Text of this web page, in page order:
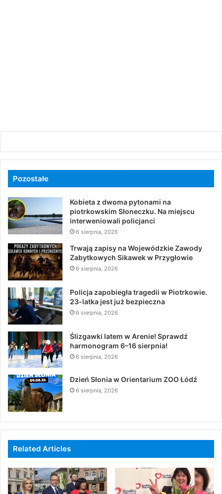
Pozostałe
Kobieta z dwoma pytonami na
piotrkowskim Słoneczku. Na miejscu
interweniowali policjanci
6 sierpnia, 2026
Trwają zapisy na Wojewódzkie Zawody
Zabytkowych Sikawek w Przygłowie
6 sierpnia, 2026
Policja zapobiegła tragedii w Piotrkowie.
23-latka jest już bezpieczna
6 sierpnia, 2026
Ślizgawki latem w Arenie! Sprawdź
harmonogram 6–16 sierpnia!
6 sierpnia, 2026
Dzień Słonia w Orientarium ZOO Łódź
6 sierpnia, 2026
Related Articles